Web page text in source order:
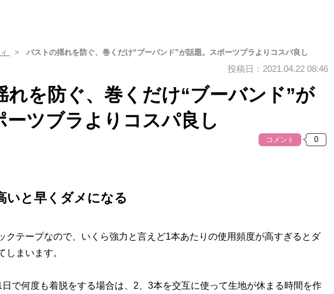
バストの揺れを防ぐ、巻くだけ“ブーバンド”が話題。スポーツブラよりコスパ良し
投稿日：2021.04.22 08:46
れを防ぐ、巻くだけ“ブーバンド”が
ーツブラよりコスパ良し
コメント
いと早くダメになる
テープなので、いくら強力と言えど1本あたりの使用頻度が高すぎるとダ
しまいます。
で何度も着脱をする場合は、2、3本を交互に使って生地が休まる時間を作